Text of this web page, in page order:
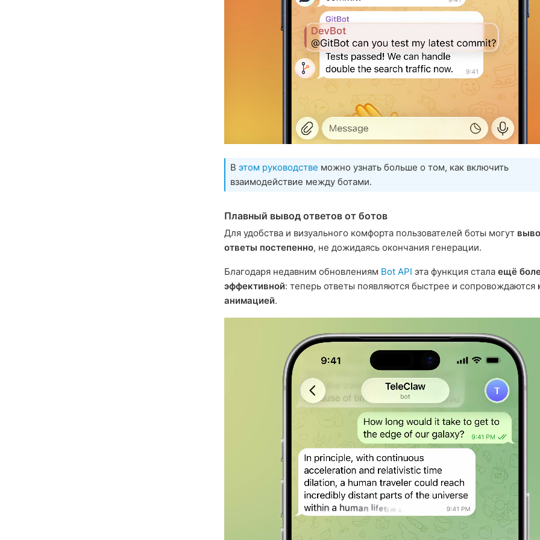
В этом руководстве можно узнать больше о том, как включить
взаимодействие между ботами.
Плавный вывод ответов от ботов
Для удобства и визуального комфорта пользователей боты могут
ответы постепенно, не дожидаясь окончания генерации.
Благодаря недавним обновлениям Bot API эта функция стала ещё
эффективной: теперь ответы появляются быстрее и сопровождаются
анимацией.